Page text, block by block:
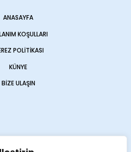
ANASAYFA
KOŞULLARI
POLITIKASI
KÜNYE
BIZE ULAŞIN